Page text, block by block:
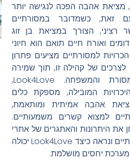
מציאת אהבה הפכה לנגישה יותר
זאת, כשמדובר במסורתיים
רציני, הצורך במציאת בן זוג
ואורח חיים תואם הוא חיוני
למסורתיים מציעים פתרון
לצרכים של קהילה זו, תוך שמירה
על ערכי המסורת והמשפחה. Look4Love,
המובילה, מספקת כלים
אהבה אמיתית ומותאמת,
למצוא קשרים משמעותיים.
את היתרונות והאתגרים של אתרי
הכרויות למסורתיים ונראה כיצד Look4Love יכולה
יחסים מושלמת.